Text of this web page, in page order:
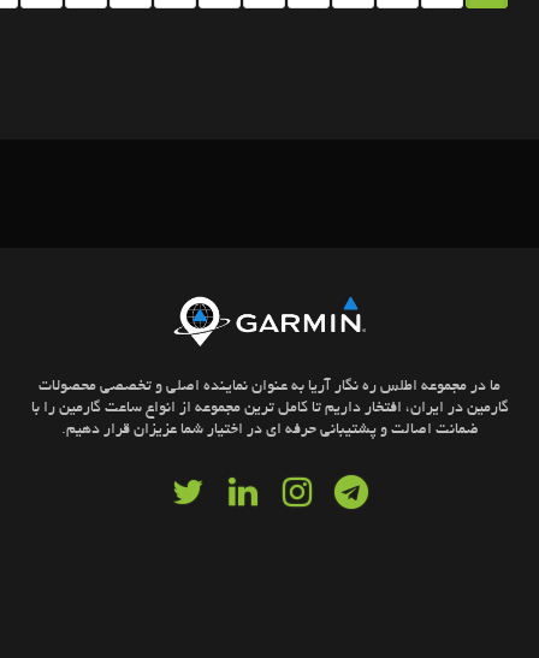
ما در مجموعه اطلس ره نگار آریا به عنوان نماینده اصلی و تخصصی محصولات
گارمین در ایران، افتخار داریم تا کامل ترین مجموعه از انواع ساعت گارمین را با
ضمانت اصالت و پشتیبانی حرفه ای در اختیار شما عزیزان قرار دهیم.